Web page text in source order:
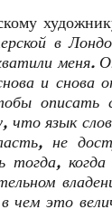
в
меня.
и снова
описать
что язык
не
тогда,
чем это